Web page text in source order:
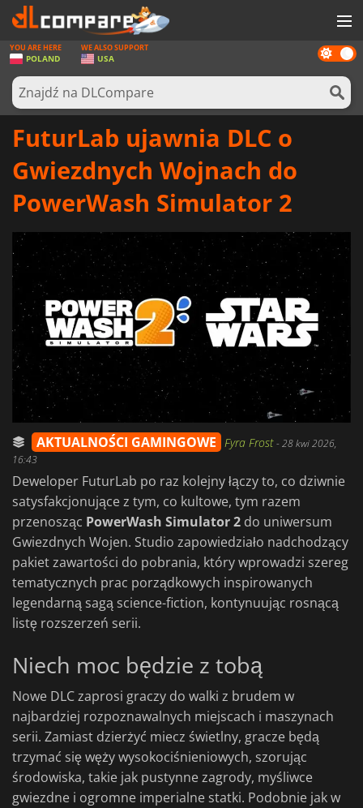
GRY
KARTY DO GIER
OPROGRAMOWANIE
SPRZĘT KOMPUTEROWY
ZALOGUJ SIĘ LUB ZAREJESTRUJ
Dark
mode
YOU ARE HERE
POLAND
WE ALSO SUPPORT
USA
FuturLab ujawnia DLC o
Gwiezdnych Wojnach do
PowerWash Simulator 2
AKTUALNOŚCI GAMINGOWE Fyra Frost-28 kwi 2026,
16:43
Deweloper FuturLab po raz kolejny łączy to, co dziwnie
satysfakcjonujące z tym, co kultowe, tym razem
przenosząc PowerWash Simulator 2 do uniwersum
Gwiezdnych Wojen. Studio zapowiedziało nadchodzący
pakiet zawartości do pobrania, który wprowadzi szereg
tematycznych prac porządkowych inspirowanych
legendarną sagą science-fiction, kontynuując rosnącą
listę rozszerzeń serii.
Niech moc będzie z tobą
Nowe DLC zaprosi graczy do walki z brudem w
najbardziej rozpoznawalnych miejscach i maszynach
serii. Zamiast dzierżyć miecz świetlny, gracze będą
trzymać się węży wysokociśnieniowych, szorując
środowiska, takie jak pustynne zagrody, myśliwce
gwiezdne i ogromne imperialne statki. Podobnie jak w